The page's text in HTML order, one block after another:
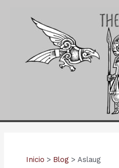
Inicio Blog Aslaug